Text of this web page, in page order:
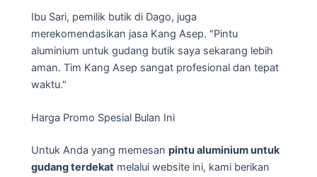
Ibu Sari, pemilik butik di Dago, juga
merekomendasikan jasa Kang Asep. "Pintu
aluminium untuk gudang butik saya sekarang lebih
aman. Tim Kang Asep sangat profesional dan tepat
waktu."
Harga Promo Spesial Bulan Ini
Untuk Anda yang memesan pintu aluminium untuk
gudang terdekat melalui website ini, kami berikan